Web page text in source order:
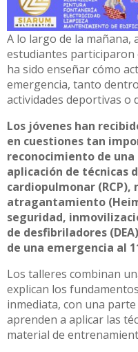
A lo largo de la mañana,
estudiantes participaron
ha sido enseñar cómo
emergencia, tanto
actividades deportivas o
Los jóvenes han
en cuestiones tan
reconocimiento de
aplicación de técnicas
cardiopulmonar (RCP),
atragantamiento
seguridad,
de desfibriladores
de una emergencia al
Los talleres combinan
explican los
inmediata, con una
aprenden a aplicar las
material de